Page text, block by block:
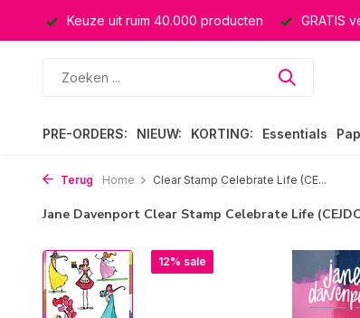
Keuze uit ruim 40.000 producten GRATIS
PRE-ORDERS: NIEUW: KORTING: Essentials
Terug Home Clear Stamp Celebrate Life (CE...
Jane Davenport Clear Stamp Celebrate Life
12% sale